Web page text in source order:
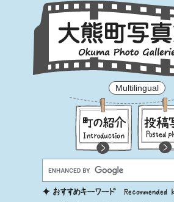
Multilingual